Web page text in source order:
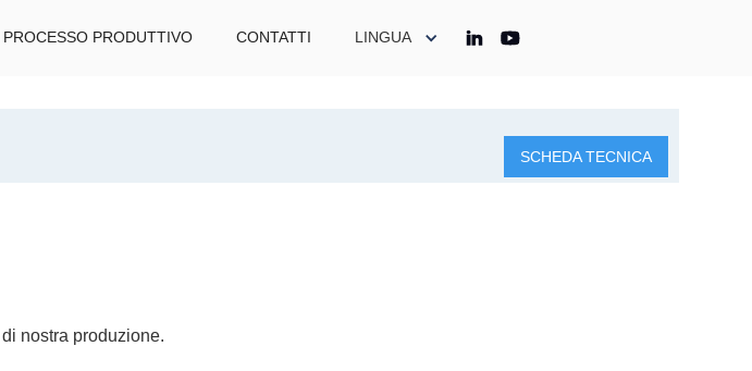
PROCESSO PRODUTTIVO CONTATTI LINGUA
SCHEDA TECNICA
nostra produzione.